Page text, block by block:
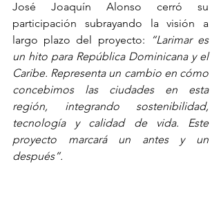
José Joaquín Alonso cerró su
participación subrayando la visión a
largo plazo del proyecto:
“Larimar es
un hito para República Dominicana y el
Caribe. Representa un cambio en cómo
concebimos las ciudades en esta
región, integrando sostenibilidad,
tecnología y calidad de vida. Este
proyecto marcará un antes y un
después”.